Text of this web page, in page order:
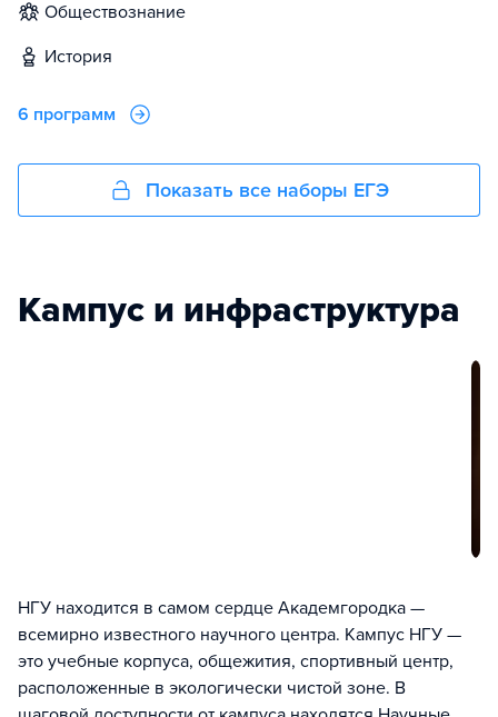
обществознание
история
6 программ
Показать все наборы ЕГЭ
Кампус и инфраструктура
НГУ находится в самом сердце Академгородка —
всемирно известного научного центра. Кампус НГУ —
это учебные корпуса, общежития, спортивный центр,
расположенные в экологически чистой зоне. В